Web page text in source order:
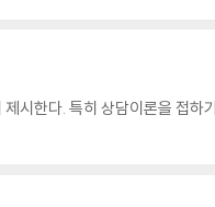
시한다. 특히 상담이론을 접하